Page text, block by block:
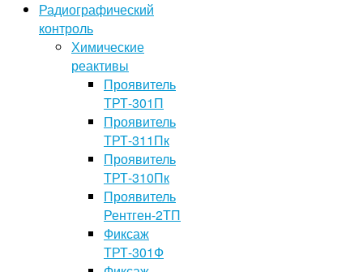
Радиографический
контроль
Химические
реактивы
Проявитель
ТРТ-301П
Проявитель
ТРТ-311Пк
Проявитель
ТРТ-310Пк
Проявитель
Рентген-2ТП
Фиксаж
ТРТ-301Ф